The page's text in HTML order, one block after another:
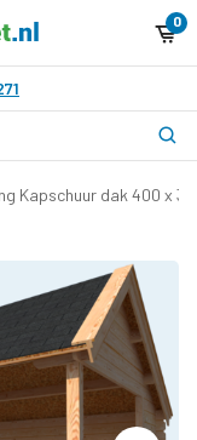
0
Kapschuur dak 400 x